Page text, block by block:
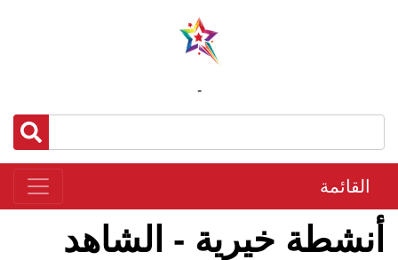
-
القائمة
أنشطة خيرية - الشاهد